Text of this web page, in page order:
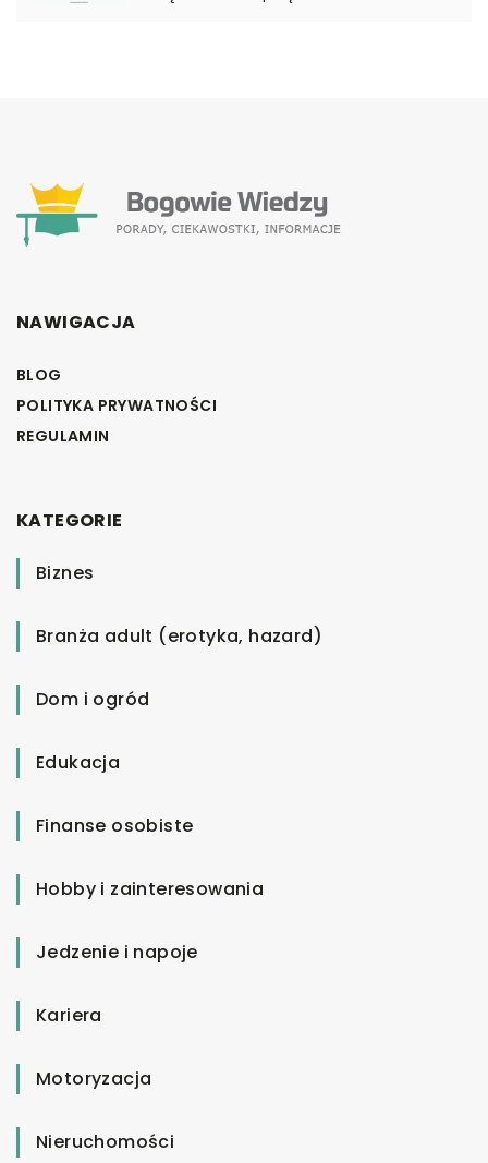
NAWIGACJA
BLOG
POLITYKA PRYWATNOŚCI
REGULAMIN
KATEGORIE
Biznes
Branża adult (erotyka, hazard)
Dom i ogród
Edukacja
Finanse osobiste
Hobby i zainteresowania
Jedzenie i napoje
Kariera
Motoryzacja
Nieruchomości